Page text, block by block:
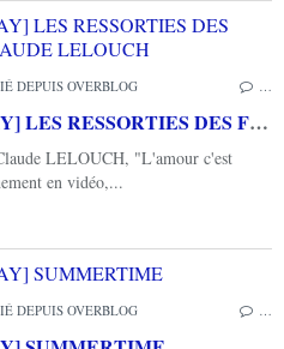
DEPUIS OVERBLOG
[REVUE CINEMA BLU-RAY] LES RESSORTIES DES FILMS EN BLU-RAY DE CLAUDE LELOUCH
LELOUCH, "L'amour c'est
en vidéo,...
DEPUIS OVERBLOG